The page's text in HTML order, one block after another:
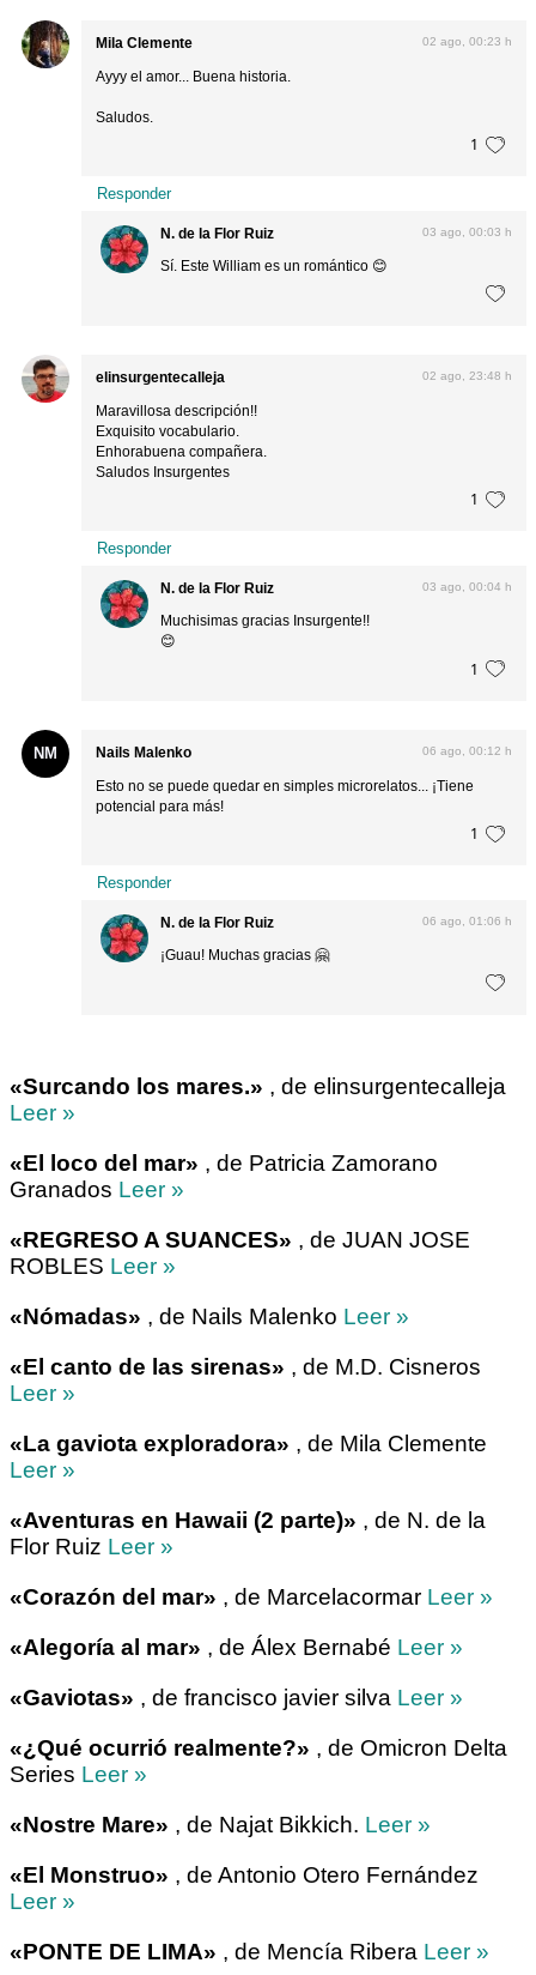
Mila Clemente 02 ago, 00:23 h
Ayyy el amor... Buena historia.
Saludos.
1
Responder
N. de la Flor Ruiz 03 ago, 00:03 h
Sí. Este William es un romántico 😊
elinsurgentecalleja 02 ago, 23:48 h
Maravillosa descripción!!
Exquisito vocabulario.
Enhorabuena compañera.
Saludos Insurgentes
1
Responder
N. de la Flor Ruiz 03 ago, 00:04 h
Muchisimas gracias Insurgente!!
😊
1
NM Nails Malenko 06 ago, 00:12 h
Esto no se puede quedar en simples microrelatos... ¡Tiene
potencial para más!
1
Responder
N. de la Flor Ruiz 06 ago, 01:06 h
¡Guau! Muchas gracias 🤗
«Surcando los mares.» , de elinsurgentecalleja
Leer »
«El loco del mar» , de Patricia Zamorano
Granados Leer »
«REGRESO A SUANCES» , de JUAN JOSE
ROBLES Leer »
«Nómadas» , de Nails Malenko Leer »
«El canto de las sirenas» , de M.D. Cisneros
Leer »
«La gaviota exploradora» , de Mila Clemente
Leer »
«Aventuras en Hawaii (2 parte)» , de N. de la
Flor Ruiz Leer »
«Corazón del mar» , de Marcelacormar Leer »
«Alegoría al mar» , de Álex Bernabé Leer »
«Gaviotas» , de francisco javier silva Leer »
«¿Qué ocurrió realmente?» , de Omicron Delta
Series Leer »
«Nostre Mare» , de Najat Bikkich. Leer »
«El Monstruo» , de Antonio Otero Fernández
Leer »
«PONTE DE LIMA» , de Mencía Ribera Leer »